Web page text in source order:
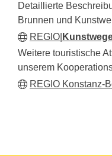
Detaillierte
Brunnen und
REGIO|
Weitere touristische
unserem
REGIO Konstanz-